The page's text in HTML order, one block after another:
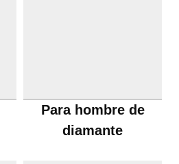
Para hombre de
diamante